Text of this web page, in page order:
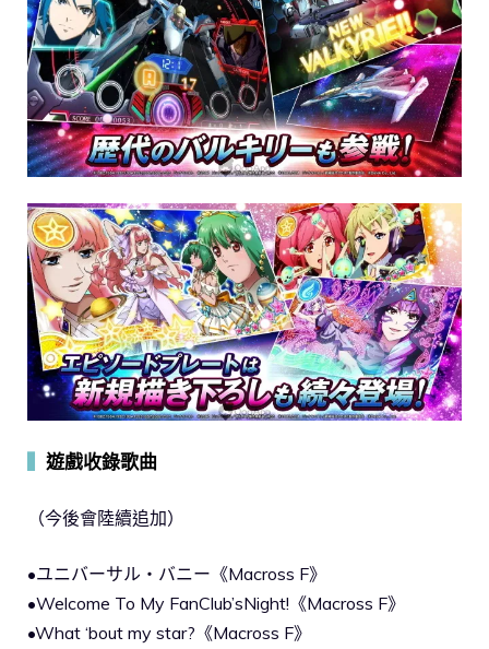
遊戲收錄歌曲
（今後會陸續追加）
•ユニバーサル・バニー《Macross F》
•Welcome To My FanClub’sNight!《Macross F》
•What ‘bout my star?《Macross F》